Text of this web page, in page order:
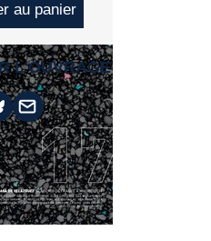
au panier
L'OUVRAGE